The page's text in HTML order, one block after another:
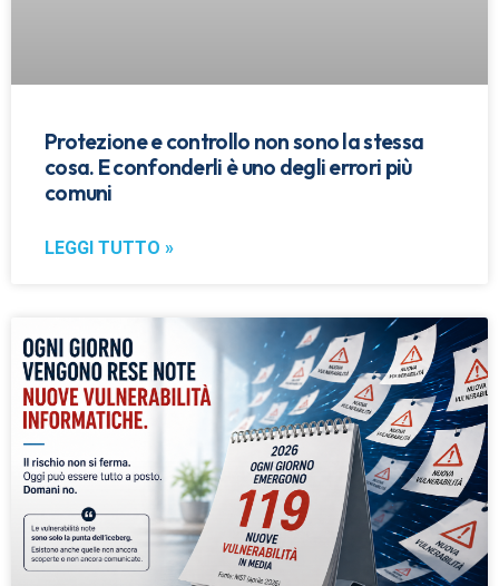
Protezione e controllo non sono la stessa
cosa. E confonderli è uno degli errori più
comuni
LEGGI TUTTO »